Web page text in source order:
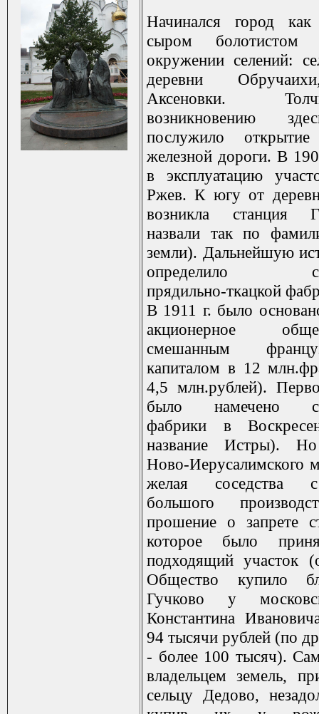
Начинался город
сыром
окружении селений:
деревни
Аксеновки.
возникновению
послужило открытие
железной дороги. В
в эксплуатацию
Ржев. К югу от
возникла станция
назвали так по
земли). Дальнейшую
определило
прядильно-ткацкой
В 1911 г. было
акционерное
смешанным
капиталом в 12
4,5 млн.рублей).
было намечено
фабрики в
название Истры). Но
Ново-Иерусалимского
желая соседства
большого
прошение о запрете
которое было
подходящий участок
Общество купило
Гучково у
Константина
94 тысячи рублей (по
- более 100 тысяч).
владельцем земель,
сельцу Дедово,